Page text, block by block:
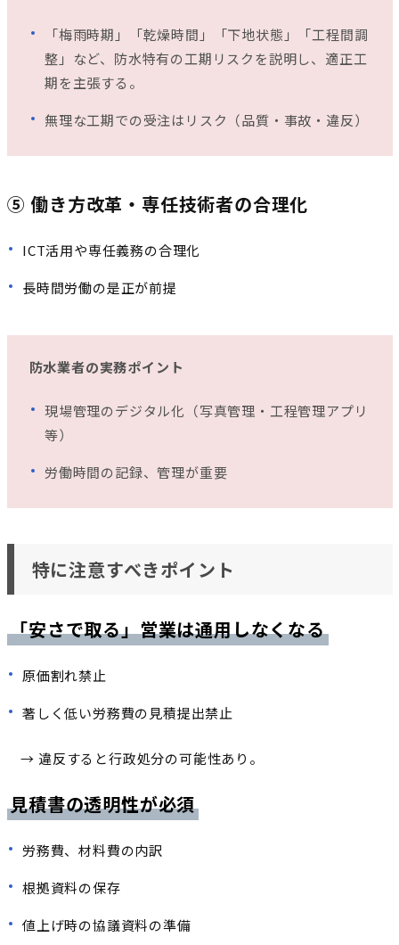
「梅雨時期」「乾燥時間」「下地状態」「工程間調
整」など、防水特有の工期リスクを説明し、適正工
期を主張する。
無理な工期での受注はリスク（品質・事故・違反）
⑤ 働き方改革・専任技術者の合理化
ICT活用や専任義務の合理化
長時間労働の是正が前提
防水業者の実務ポイント
現場管理のデジタル化（写真管理・工程管理アプリ
等）
労働時間の記録、管理が重要
特に注意すべきポイント
「安さで取る」営業は通用しなくなる
原価割れ禁止
著しく低い労務費の見積提出禁止
→ 違反すると行政処分の可能性あり。
見積書の透明性が必須
労務費、材料費の内訳
根拠資料の保存
値上げ時の協議資料の準備